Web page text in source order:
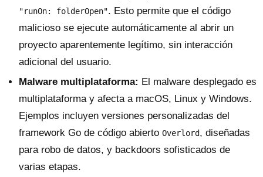
"runOn: folderOpen". Esto permite que el código
malicioso se ejecute automáticamente al abrir un
proyecto aparentemente legítimo, sin interacción
adicional del usuario.
Malware multiplataforma: El malware desplegado es
multiplataforma y afecta a macOS, Linux y Windows.
Ejemplos incluyen versiones personalizadas del
framework Go de código abierto Overlord, diseñadas
para robo de datos, y backdoors sofisticados de
varias etapas.